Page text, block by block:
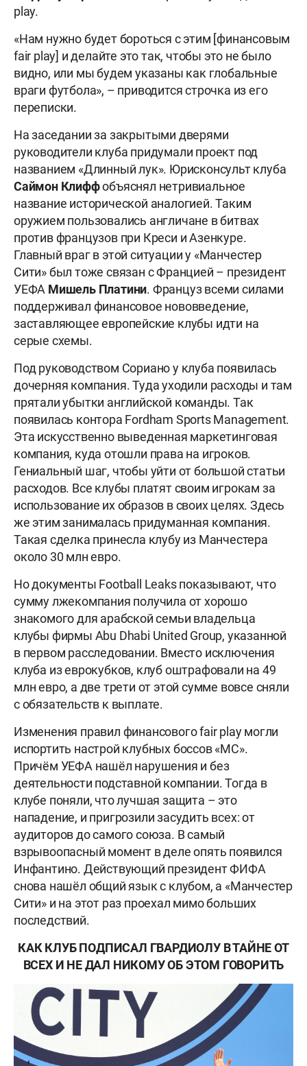
play.
«Нам нужно будет бороться с этим [финансовым
fair play] и делайте это так, чтобы это не было
видно, или мы будем указаны как глобальные
враги футбола», – приводится строчка из его
переписки.
На заседании за закрытыми дверями
руководители клуба придумали проект под
названием «Длинный лук». Юрисконсульт клуба
Саймон Клиффобъяснял нетривиальное
название исторической аналогией. Таким
оружием пользовались англичане в битвах
против французов при Креси и Азенкуре.
Главный враг в этой ситуации у «Манчестер
Сити» был тоже связан с Францией – президент
УЕФА Мишель Платини. Француз всеми силами
поддерживал финансовое нововведение,
заставляющее европейские клубы идти на
серые схемы.
Под руководством Сориано у клуба появилась
дочерняя компания. Туда уходили расходы и там
прятали убытки английской команды. Так
появилась контора Fordham Sports Management.
Эта искусственно выведенная маркетинговая
компания, куда отошли права на игроков.
Гениальный шаг, чтобы уйти от большой статьи
расходов. Все клубы платят своим игрокам за
использование их образов в своих целях. Здесь
же этим занималась придуманная компания.
Такая сделка принесла клубу из Манчестера
около 30 млн евро.
Но документы Football Leaks показывают, что
сумму лжекомпания получила от хорошо
знакомого для арабской семьи владельца
клубы фирмы Abu Dhabi United Group, указанной
в первом расследовании. Вместо исключения
клуба из еврокубков, клуб оштрафовали на 49
млн евро, а две трети от этой сумме вовсе сняли
с обязательств к выплате.
Изменения правил финансового fair play могли
испортить настрой клубных боссов «МС».
Причём УЕФА нашёл нарушения и без
деятельности подставной компании. Тогда в
клубе поняли, что лучшая защита – это
нападение, и пригрозили засудить всех: от
аудиторов до самого союза. В самый
взрывоопасный момент в деле опять появился
Инфантино. Действующий президент ФИФА
снова нашёл общий язык с клубом, а «Манчестер
Сити» и на этот раз проехал мимо больших
последствий.
КАК КЛУБ ПОДПИСАЛ ГВАРДИОЛУ В ТАЙНЕ ОТ
ВСЕХ И НЕ ДАЛ НИКОМУ ОБ ЭТОМ ГОВОРИТЬ